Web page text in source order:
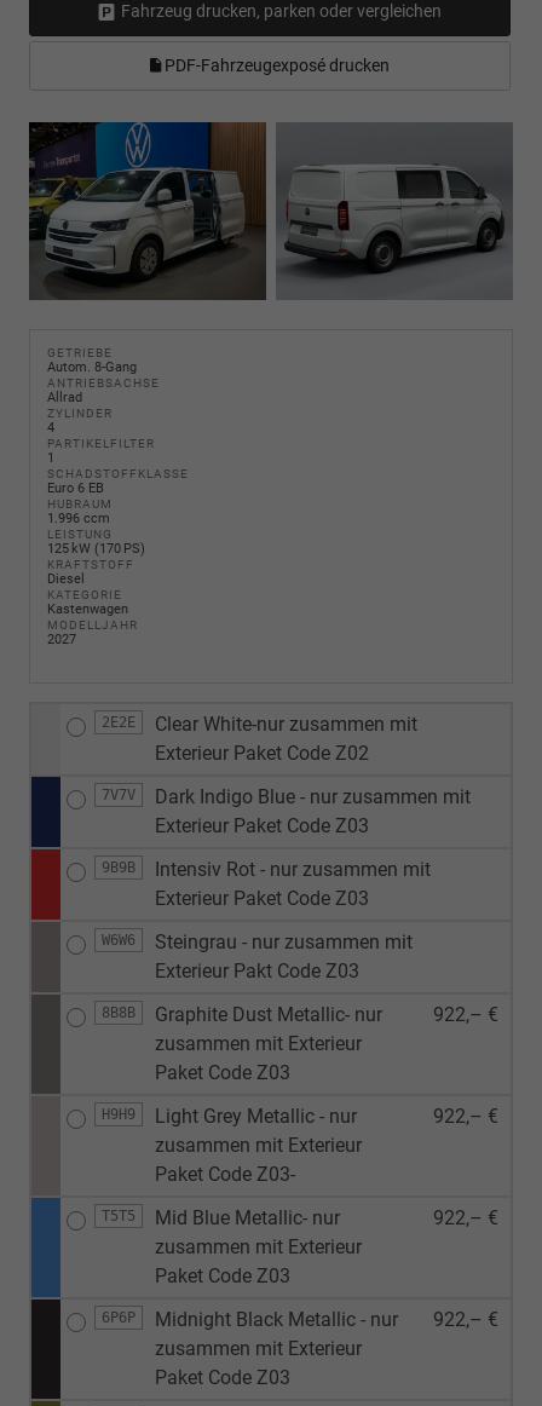
Fahrzeug drucken, parken oder vergleichen
PDF-Fahrzeugexposé drucken
GETRIEBE
Autom. 8-Gang
ANTRIEBSACHSE
Allrad
ZYLINDER
4
PARTIKELFILTER
1
SCHADSTOFFKLASSE
Euro 6 EB
HUBRAUM
1.996 ccm
LEISTUNG
125 kW (170 PS)
KRAFTSTOFF
Diesel
KATEGORIE
Kastenwagen
MODELLJAHR
2027
2E2E
Clear White-nur zusammen mit
Exterieur Paket Code Z02
7V7V
Dark Indigo Blue - nur zusammen mit
Exterieur Paket Code Z03
9B9B
Intensiv Rot - nur zusammen mit
Exterieur Paket Code Z03
W6W6
Steingrau - nur zusammen mit
Exterieur Pakt Code Z03
8B8B
Graphite Dust Metallic- nur
zusammen mit Exterieur
Paket Code Z03
922,– €
H9H9
Light Grey Metallic - nur
zusammen mit Exterieur
Paket Code Z03-
922,– €
T5T5
Mid Blue Metallic- nur
zusammen mit Exterieur
Paket Code Z03
922,– €
6P6P
Midnight Black Metallic - nur
zusammen mit Exterieur
Paket Code Z03
922,– €